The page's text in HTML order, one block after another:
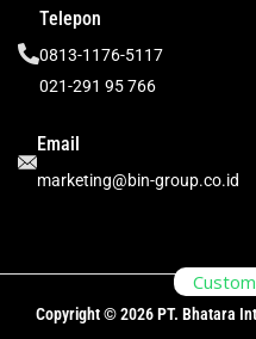
Telepon
0813-1176-5117
021-291 95 766
Email
marketing@bin-group.co.id
Copyright © 2026 PT. Bhatara